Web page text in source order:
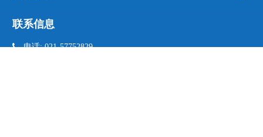
联系信息
电话: 021-57752829